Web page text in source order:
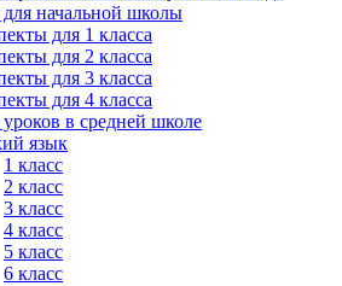
начальной школы
для 1 класса
для 2 класса
для 3 класса
для 4 класса
в средней школе
язык
1 класс
2 класс
3 класс
4 класс
5 класс
6 класс